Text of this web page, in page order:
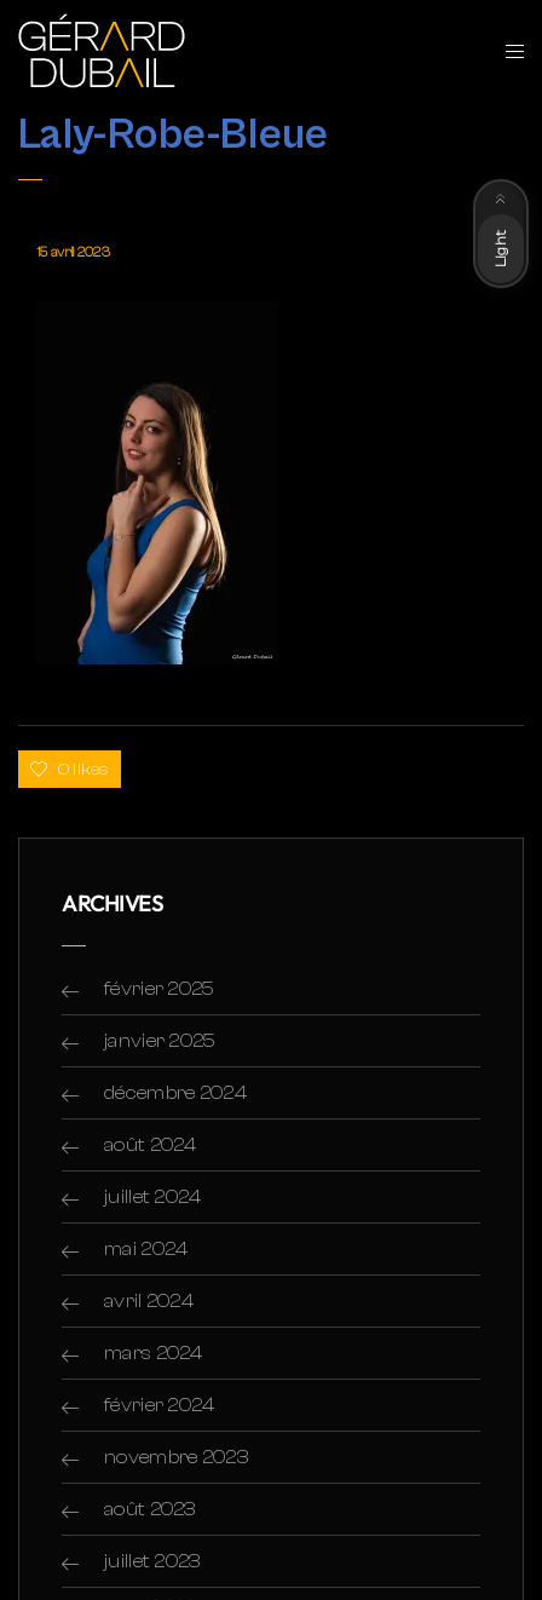
Laly-Robe-Bleue
15 avril 2023
0 likes
ARCHIVES
février 2025
janvier 2025
décembre 2024
août 2024
juillet 2024
mai 2024
avril 2024
mars 2024
février 2024
novembre 2023
août 2023
juillet 2023
Light
Dark